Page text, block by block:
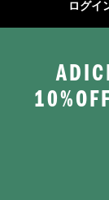
ログイ